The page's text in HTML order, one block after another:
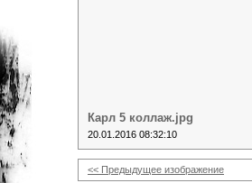
Карл 5 коллаж.jpg
20.01.2016 08:32:10
<< Предыдущее изображение